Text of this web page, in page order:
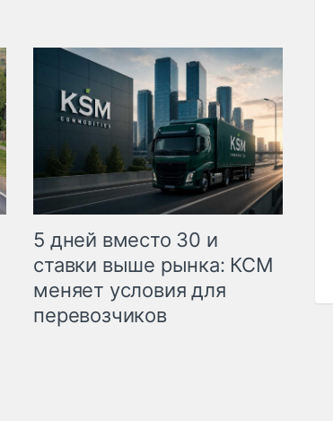
5 дней вместо 30 и
ставки выше рынка: КСМ
меняет условия для
перевозчиков